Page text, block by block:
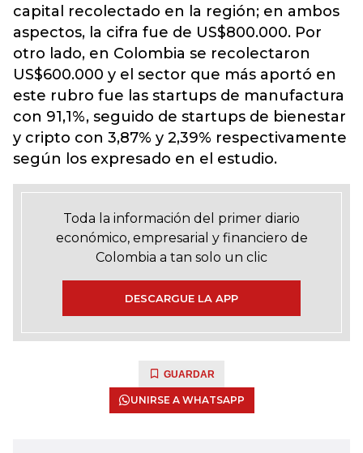
capital recolectado en la región; en ambos
aspectos, la cifra fue de US$800.000. Por
otro lado, en Colombia se recolectaron
US$600.000 y el sector que más aportó en
este rubro fue las startups de manufactura
con 91,1%, seguido de startups de bienestar
y cripto con 3,87% y 2,39% respectivamente
según los expresado en el estudio.
Toda la información del primer diario
económico, empresarial y financiero de
Colombia a tan solo un clic
DESCARGUE LA APP
GUARDAR
UNIRSE A WHATSAPP